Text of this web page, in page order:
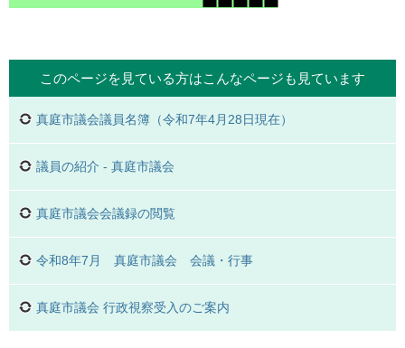
このページを見ている方はこんなページも見ています
真庭市議会議員名簿（令和7年4月28日現在）
議員の紹介 - 真庭市議会
真庭市議会会議録の閲覧
令和8年7月 真庭市議会 会議・行事
真庭市議会 行政視察受入のご案内